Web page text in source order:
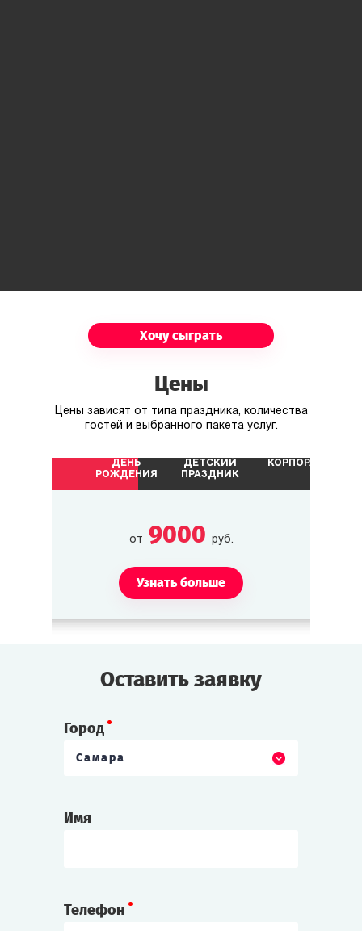
Хочу сыграть
Цены
Цены зависят от типа праздника, количества
гостей и выбранного пакета услуг.
ДЕНЬ
РОЖДЕНИЯ
ДЕТСКИЙ
ПРАЗДНИК
КОРПОРАТИВ
от 9000 руб.
Узнать больше
Оставить заявку
Город
Самара
Имя
Телефон